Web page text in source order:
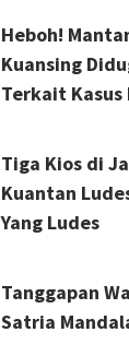
Heboh!
Kuansing
Terkait Kasus
Tiga Kios di
Kuantan
Yang Ludes
Tanggapan
Satria